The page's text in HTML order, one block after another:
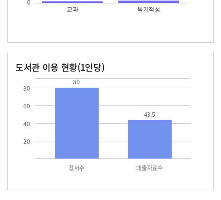
도서관 이용 현황(1인당)
20
40
60
80
장서수 대출자료수
80
43.5